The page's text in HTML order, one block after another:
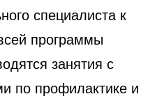
специалиста к
программы
занятия с
по профилактике и